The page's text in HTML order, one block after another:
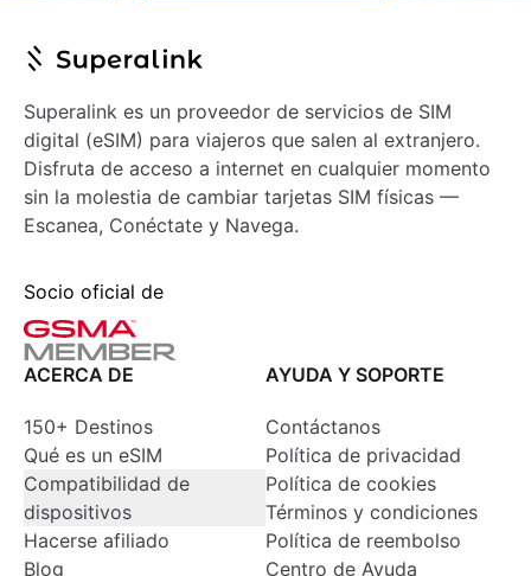
Superalink es un proveedor de servicios de SIM
digital (eSIM) para viajeros que salen al extranjero.
Disfruta de acceso a internet en cualquier momento
sin la molestia de cambiar tarjetas SIM físicas —
Escanea, Conéctate y Navega.
Socio oficial de
ACERCA DE
150+ Destinos
Qué es un eSIM
Compatibilidad de
dispositivos
Hacerse afiliado
Blog
AYUDA Y SOPORTE
Contáctanos
Política de privacidad
Política de cookies
Términos y condiciones
Política de reembolso
Centro de Ayuda